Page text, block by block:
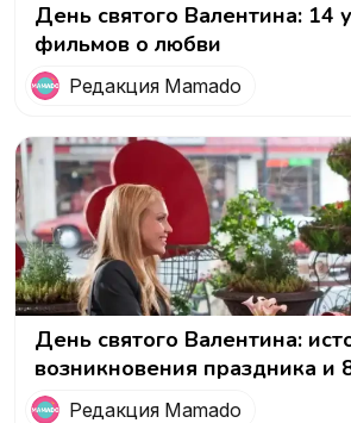
День святого Валентина: 14
фильмов о любви
Редакция Mamado
День святого Валентина:
возникновения праздника и
незабываемого признания в
Редакция Mamado